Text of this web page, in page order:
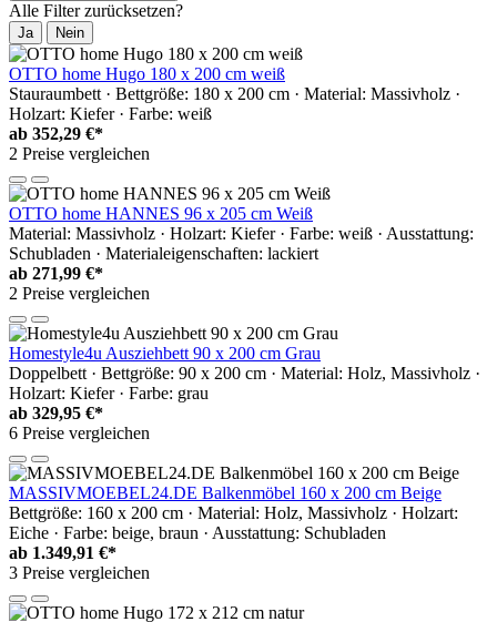
Alle Filter zurücksetzen?
Ja Nein
OTTO home Hugo 180 x 200 cm weiß
Stauraumbett · Bettgröße: 180 x 200 cm · Material: Massivholz ·
Holzart: Kiefer · Farbe: weiß
ab 352,29 €*
2 Preise vergleichen
OTTO home HANNES 96 x 205 cm Weiß
Material: Massivholz · Holzart: Kiefer · Farbe: weiß · Ausstattung:
Schubladen · Materialeigenschaften: lackiert
ab 271,99 €*
2 Preise vergleichen
Homestyle4u Ausziehbett 90 x 200 cm Grau
Doppelbett · Bettgröße: 90 x 200 cm · Material: Holz, Massivholz ·
Holzart: Kiefer · Farbe: grau
ab 329,95 €*
6 Preise vergleichen
MASSIVMOEBEL24.DE Balkenmöbel 160 x 200 cm Beige
Bettgröße: 160 x 200 cm · Material: Holz, Massivholz · Holzart:
Eiche · Farbe: beige, braun · Ausstattung: Schubladen
ab 1.349,91 €*
3 Preise vergleichen